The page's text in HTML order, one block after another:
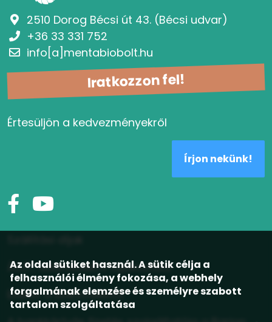
ÁSZF, adatvédelmi tájékoztató
Elállás a szerződéstől
Iratkozzon fel!
Értesüljön a kedvezményekről
Írjon nekünk!
2510 Dorog Bécsi út 43. (Bécsi udvar)
+36 33 331 752
info[a]mentabiobolt.hu
Az oldal sütiket használ. A sütik célja a
felhasználói élmény fokozása, a webhely
forgalmának elemzése és személyre szabott
tartalom szolgáltatása